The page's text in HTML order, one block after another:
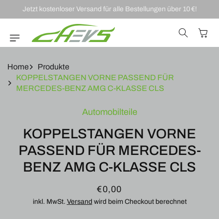
DIREKT ZUM
INHALT
Jetzt kostenloser Versand für alle Bestellungen über 10 €!
Home
Produkte
KOPPELSTANGEN VORNE PASSEND FÜR
MERCEDES-BENZ AMG C-KLASSE CLS
Automobilteile
KOPPELSTANGEN VORNE
PASSEND FÜR MERCEDES-
BENZ AMG C-KLASSE CLS
Normaler
Preis
€0,00
inkl. MwSt. Versand wird beim Checkout berechnet